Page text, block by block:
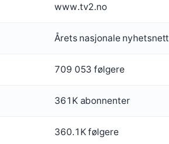
www.tv2.no
Årets nasjonale
709 053 følgere
361K abonnenter
360.1K følgere